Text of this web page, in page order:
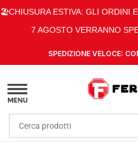
🏖️CHIUSURA ESTIVA: GLI ORDINI
7 AGOSTO VERRANNO
SPEDIZIONE VELOCE: